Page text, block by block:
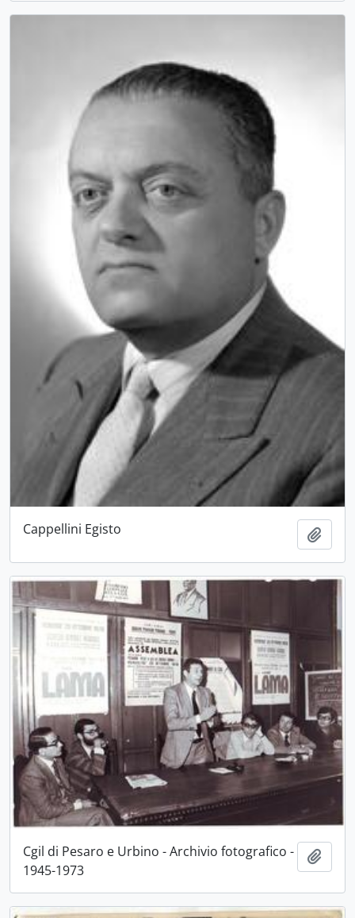
Cappellini Egisto
Cgil di Pesaro e Urbino - Archivio fotografico -
1945-1973